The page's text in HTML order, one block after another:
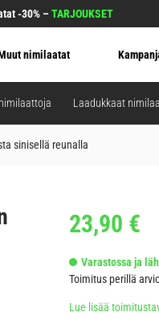
-30% – TARJOUKSET
nimilaatat
Laadukkaat
sinisellä reunalla
23,90 €
Varastossa ja
Toimitus perillä
Lue lisää